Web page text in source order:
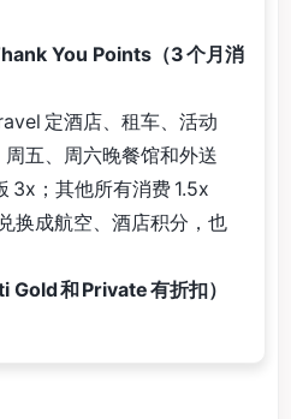
You Points（3 个月消
定酒店、租车、活动
五、周六晚餐馆和外送
3x；其他所有消费 1.5x
换成航空、酒店积分，也
和 Private 有折扣）